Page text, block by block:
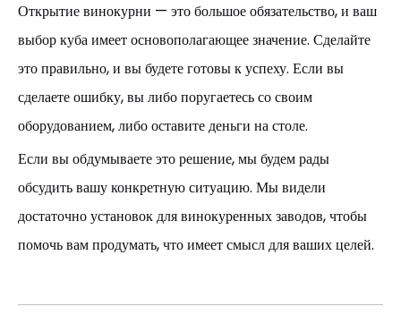
Открытие винокурни — это большое обязательство, и ваш
выбор куба имеет основополагающее значение. Сделайте
это правильно, и вы будете готовы к успеху. Если вы
сделаете ошибку, вы либо поругаетесь со своим
оборудованием, либо оставите деньги на столе.
Если вы обдумываете это решение, мы будем рады
обсудить вашу конкретную ситуацию. Мы видели
достаточно установок для винокуренных заводов, чтобы
помочь вам продумать, что имеет смысл для ваших целей.